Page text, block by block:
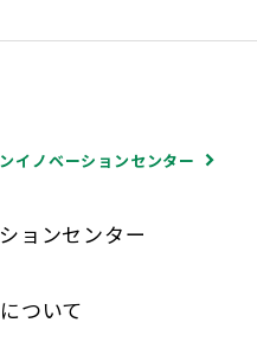
イノベーションセンター
ョンセンター
ついて